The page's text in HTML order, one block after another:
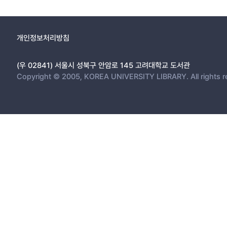
개인정보처리방침
(우 02841) 서울시 성북구 안암로 145 고려대학교 도서관
Copyright © 2005, KOREA UNIVERSITY LIBRARY. All rights